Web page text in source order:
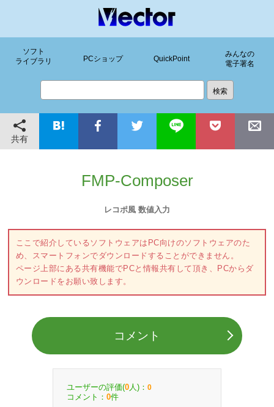
ソフト
ライブラリ
PCショップ QuickPoint
みんなの
電子署名
共有
FMP-Composer
レコポ風 数値入力
ここで紹介しているソフトウェアはPC向けのソフトウェアのた
め、スマートフォンでダウンロードすることができません。
ページ上部にある共有機能でPCと情報共有して頂き、PCからダ
ウンロードをお願い致します。
コメント
ユーザーの評価(0 人)： 0
コメント： 0件